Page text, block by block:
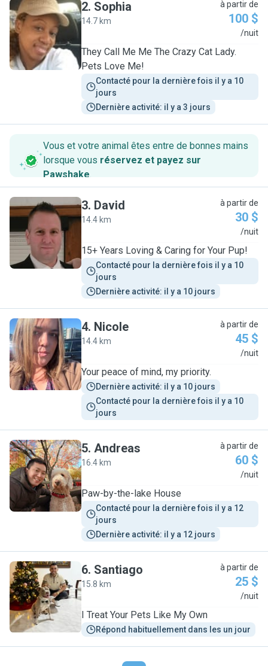
S
2. Sophia
14.7 km
à partir de
100 $
/nuit
They Call Me Me The Crazy Cat Lady.
Pets Love Me!
Contacté pour la dernière fois il y a 10
jours
Dernière activité: il y a 3 jours
Vous et votre animal êtes entre de bonnes mains
lorsque vous réservez et payez sur
Pawshake.
D
3. David
14.4 km
à partir de
30 $
/nuit
15+ Years Loving & Caring for Your Pup!
Contacté pour la dernière fois il y a 10
jours
Dernière activité: il y a 10 jours
N
4. Nicole
14.4 km
à partir de
45 $
/nuit
Your peace of mind, my priority.
Dernière activité: il y a 10 jours
Contacté pour la dernière fois il y a 10
jours
A
5. Andreas
16.4 km
à partir de
60 $
/nuit
Paw-by-the-lake House
Contacté pour la dernière fois il y a 12
jours
Dernière activité: il y a 12 jours
S
6. Santiago
15.8 km
à partir de
25 $
/nuit
I Treat Your Pets Like My Own
Répond habituellement dans les un jour